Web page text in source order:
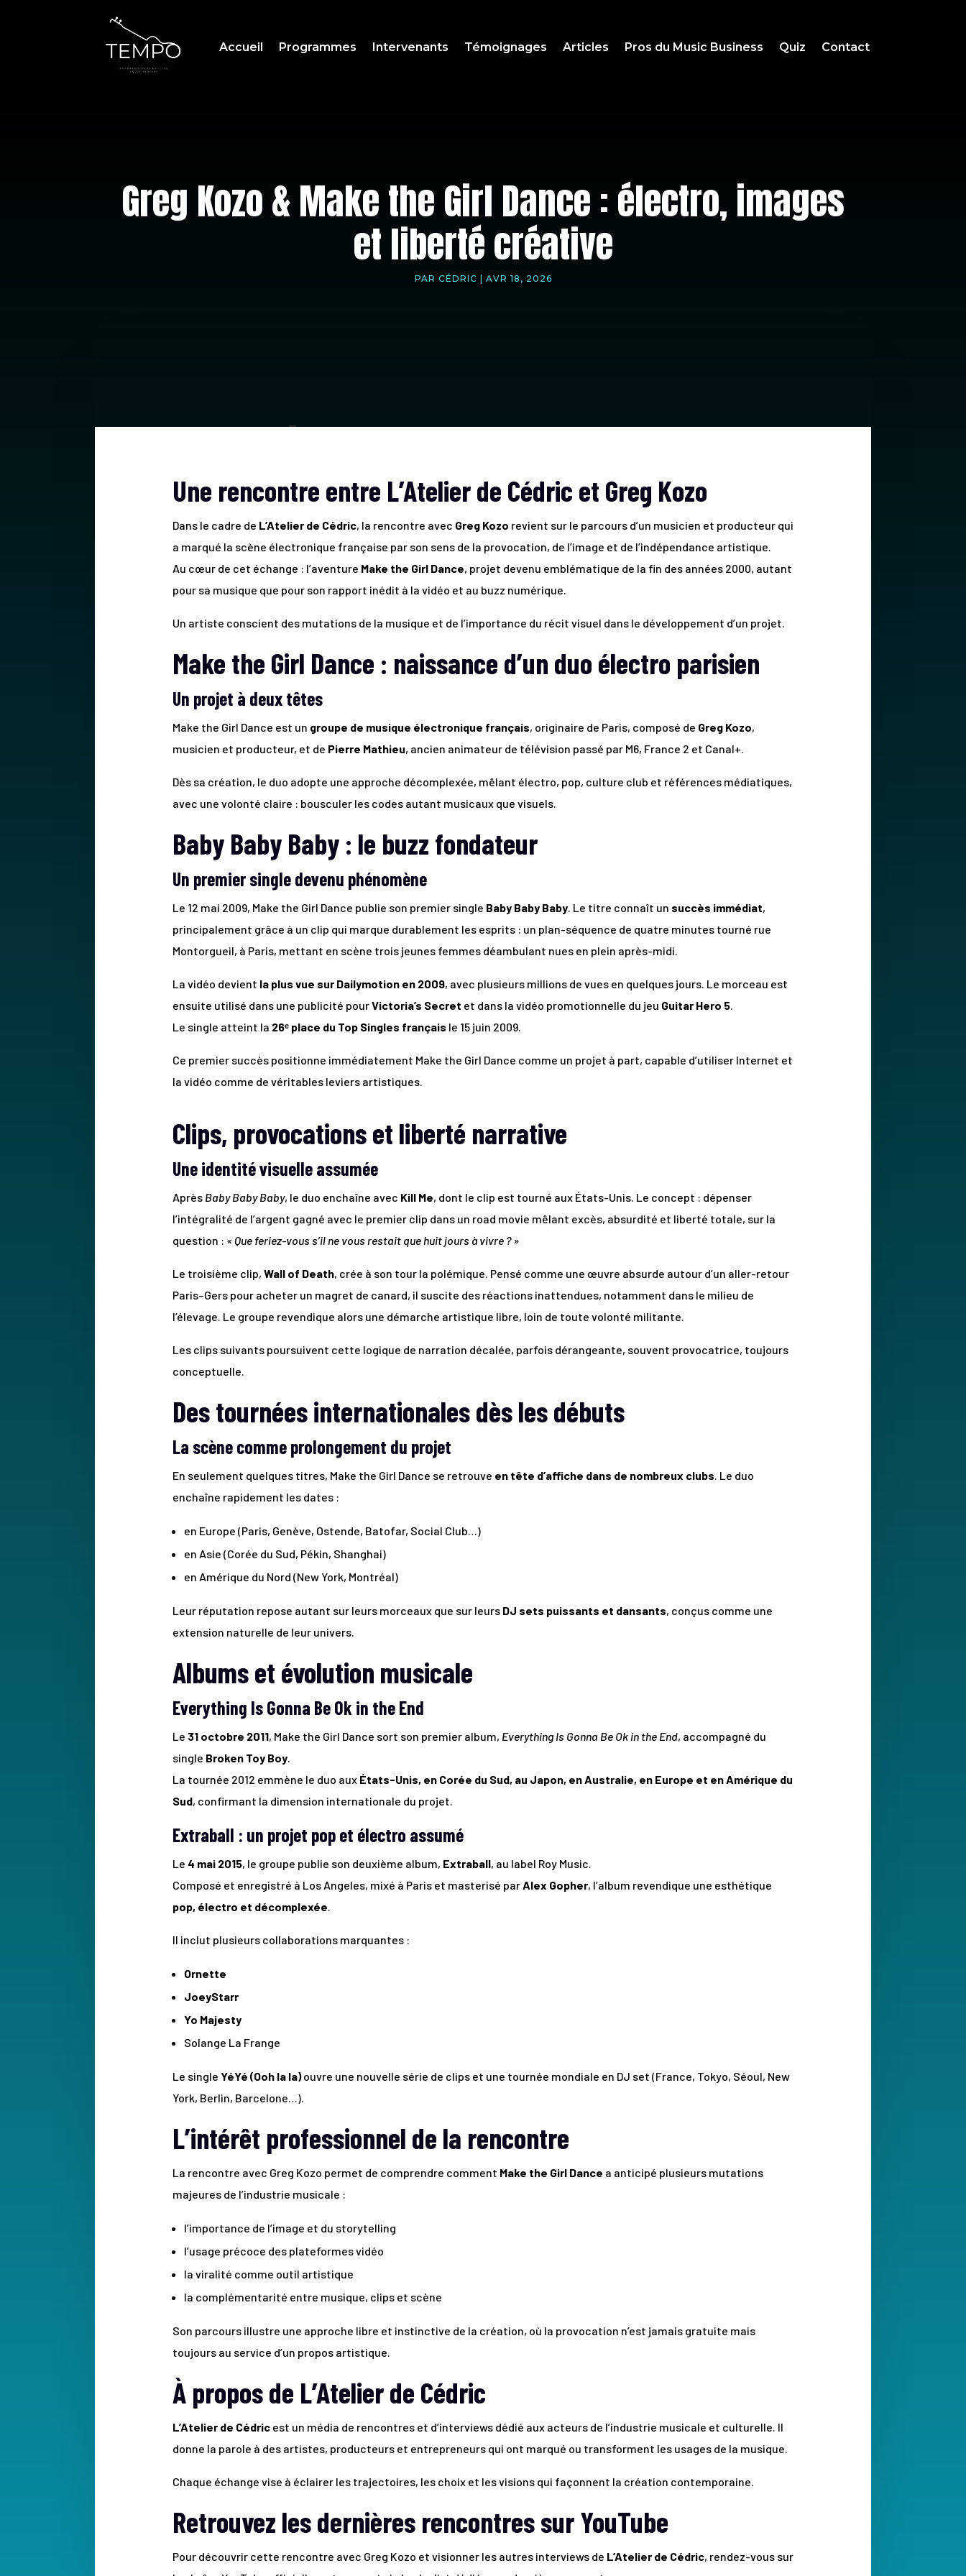
Accueil Programmes Intervenants Témoignages Articles Pros du Music Business Quiz Contact
Greg Kozo & Make the Girl Dance : électro, images
et liberté créative
PAR CÉDRIC AVR 18, 2026
Une rencontre entre L’Atelier de Cédric et Greg Kozo
Dans le cadre de L’Atelier de Cédric, la rencontre avec Greg Kozo revient sur le parcours d’un musicien et producteur qui
a marqué la scène électronique française par son sens de la provocation, de l’image et de l’indépendance artistique.
Au cœur de cet échange : l’aventure Make the Girl Dance, projet devenu emblématique de la fin des années 2000, autant
pour sa musique que pour son rapport inédit à la vidéo et au buzz numérique.
Un artiste conscient des mutations de la musique et de l’importance du récit visuel dans le développement d’un projet.
Make the Girl Dance : naissance d’un duo électro parisien
Un projet à deux têtes
Make the Girl Dance est un groupe de musique électronique français, originaire de Paris, composé de Greg Kozo,
musicien et producteur, et de Pierre Mathieu, ancien animateur de télévision passé par M6, France 2 et Canal+.
Dès sa création, le duo adopte une approche décomplexée, mêlant électro, pop, culture club et références médiatiques,
avec une volonté claire : bousculer les codes autant musicaux que visuels.
Baby Baby Baby : le buzz fondateur
Un premier single devenu phénomène
Le 12 mai 2009, Make the Girl Dance publie son premier single Baby Baby Baby. Le titre connaît un succès immédiat,
principalement grâce à un clip qui marque durablement les esprits : un plan-séquence de quatre minutes tourné rue
Montorgueil, à Paris, mettant en scène trois jeunes femmes déambulant nues en plein après-midi.
La vidéo devient la plus vue sur Dailymotion en 2009, avec plusieurs millions de vues en quelques jours. Le morceau est
ensuite utilisé dans une publicité pourVictoria’s Secret et dans la vidéo promotionnelle du jeu Guitar Hero 5.
Le single atteint la 26ᵉ place du Top Singles français le 15 juin 2009.
Ce premier succès positionne immédiatement Make the Girl Dance comme un projet à part, capable d’utiliser Internet et
la vidéo comme de véritables leviers artistiques.
Clips, provocations et liberté narrative
Une identité visuelle assumée
Après Baby Baby Baby, le duo enchaîne avec Kill Me, dont le clip est tourné aux États-Unis. Le concept : dépenser
l’intégralité de l’argent gagné avec le premier clip dans un road movie mêlant excès, absurdité et liberté totale, sur la
question : « Que feriez-vous s’il ne vous restait que huit jours à vivre ? »
Le troisième clip, Wall of Death, crée à son tour la polémique. Pensé comme une œuvre absurde autour d’un aller-retour
Paris–Gers pour acheter un magret de canard, il suscite des réactions inattendues, notamment dans le milieu de
l’élevage. Le groupe revendique alors une démarche artistique libre, loin de toute volonté militante.
Les clips suivants poursuivent cette logique de narration décalée, parfois dérangeante, souvent provocatrice, toujours
conceptuelle.
Des tournées internationales dès les débuts
La scène comme prolongement du projet
En seulement quelques titres, Make the Girl Dance se retrouve en tête d’affiche dans de nombreux clubs. Le duo
enchaîne rapidement les dates :
en Europe (Paris, Genève, Ostende, Batofar, Social Club…)
en Asie (Corée du Sud, Pékin, Shanghai)
en Amérique du Nord (New York, Montréal)
Leur réputation repose autant sur leurs morceaux que sur leurs DJ sets puissants et dansants, conçus comme une
extension naturelle de leur univers.
Albums et évolution musicale
Everything Is Gonna Be Ok in the End
Le 31 octobre 2011, Make the Girl Dance sort son premier album, Everything Is Gonna Be Ok in the End, accompagné du
single Broken Toy Boy.
La tournée 2012 emmène le duo aux États-Unis, en Corée du Sud, au Japon, en Australie, en Europe et en Amérique du
Sud, confirmant la dimension internationale du projet.
Extraball : un projet pop et électro assumé
Le 4 mai 2015, le groupe publie son deuxième album, Extraball, au label Roy Music.
Composé et enregistré à Los Angeles, mixé à Paris et masterisé parAlex Gopher, l’album revendique une esthétique
pop, électro et décomplexée.
Il inclut plusieurs collaborations marquantes :
Ornette
JoeyStarr
Yo Majesty
Solange La Frange
Le single YéYé (Ooh la la)ouvre une nouvelle série de clips et une tournée mondiale en DJ set (France, Tokyo, Séoul, New
York, Berlin, Barcelone…).
L’intérêt professionnel de la rencontre
La rencontre avec Greg Kozo permet de comprendre comment Make the Girl Dance a anticipé plusieurs mutations
majeures de l’industrie musicale :
l’importance de l’image et du storytelling
l’usage précoce des plateformes vidéo
la viralité comme outil artistique
la complémentarité entre musique, clips et scène
Son parcours illustre une approche libre et instinctive de la création, où la provocation n’est jamais gratuite mais
toujours au service d’un propos artistique.
À propos de L’Atelier de Cédric
L’Atelier de Cédric est un média de rencontres et d’interviews dédié aux acteurs de l’industrie musicale et culturelle. Il
donne la parole à des artistes, producteurs et entrepreneurs qui ont marqué ou transforment les usages de la musique.
Chaque échange vise à éclairer les trajectoires, les choix et les visions qui façonnent la création contemporaine.
Retrouvez les dernières rencontres sur YouTube
Pour découvrir cette rencontre avec Greg Kozo et visionner les autres interviews de L’Atelier de Cédric, rendez-vous sur